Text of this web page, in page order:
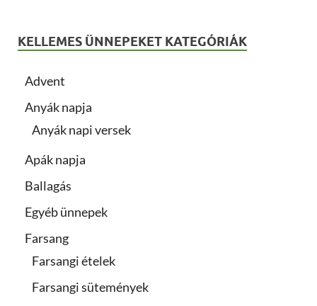
KELLEMES ÜNNEPEKET KATEGÓRIÁK
Advent
Anyák napja
Anyák napi versek
Apák napja
Ballagás
Egyéb ünnepek
Farsang
Farsangi ételek
Farsangi sütemények